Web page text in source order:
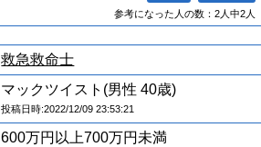
参考になった人の数：2人中2人
救急救命士
マックツイスト(男性 40歳)
投稿日時:2022/12/09 23:53:21
600万円以上700万円未満